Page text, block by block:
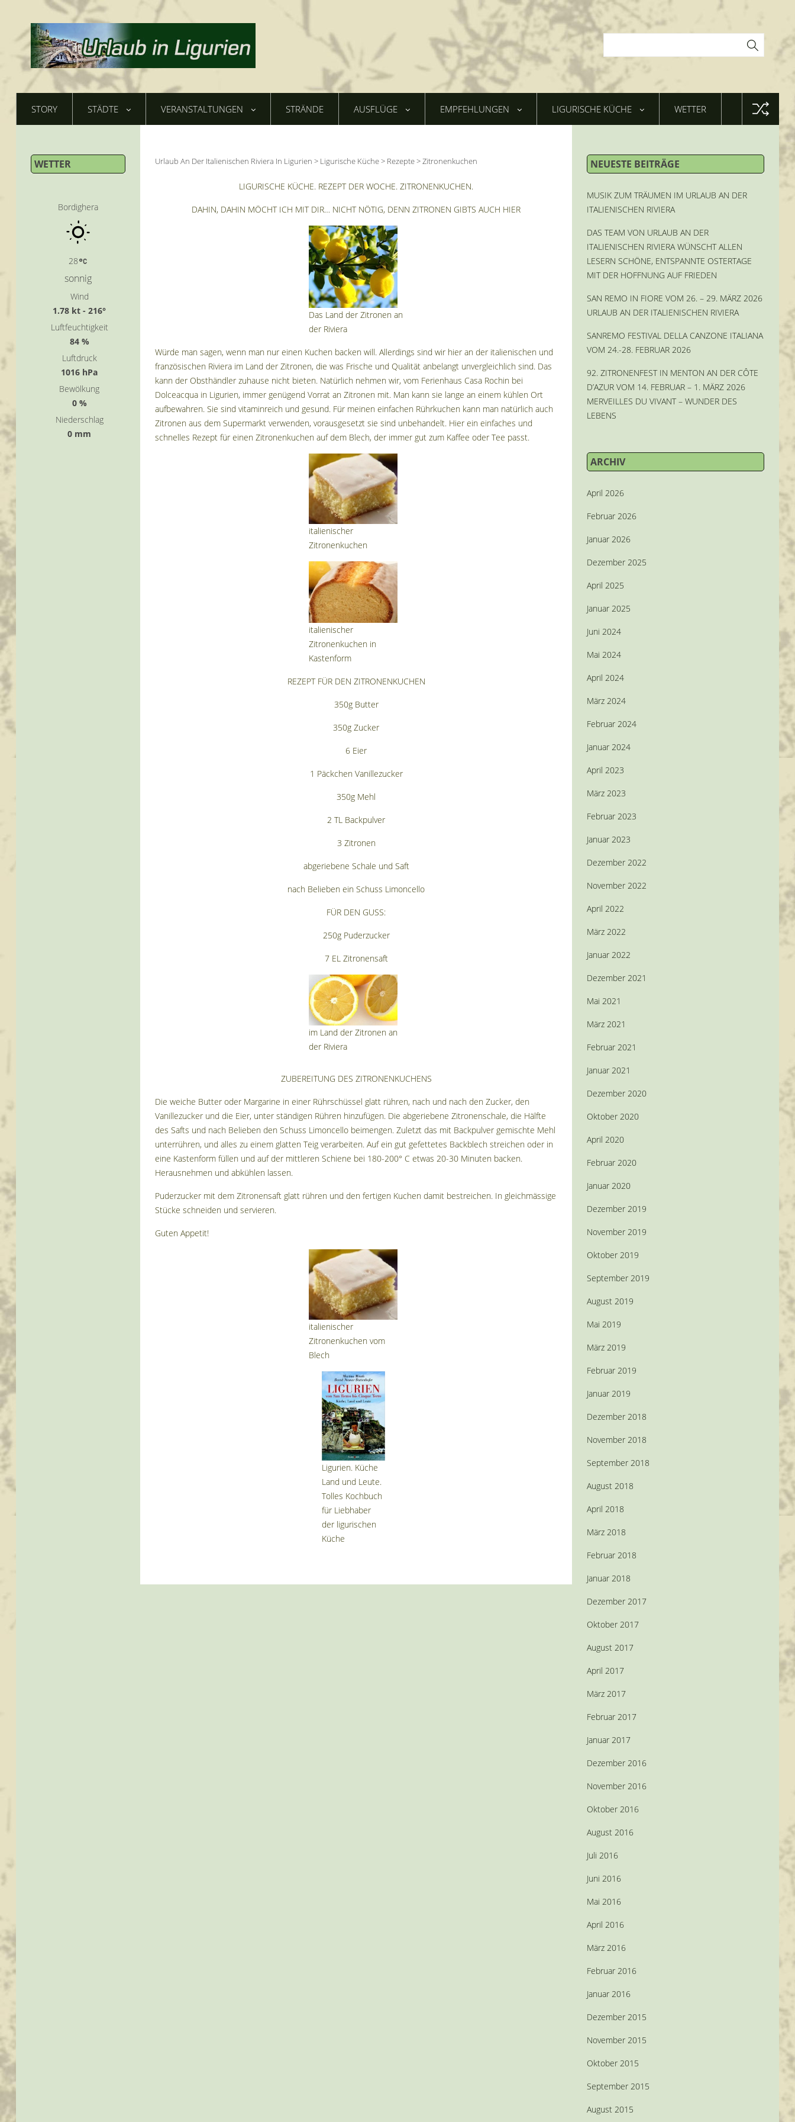
STORY STÄDTE VERANSTALTUNGEN STRÄNDE AUSFLÜGE EMPFEHLUNGEN LIGURISCHE KÜCHE WETTER
WETTER
Bordighera
28
sonnig
Wind
1.78 kt - 216°
Luftfeuchtigkeit
84 %
Luftdruck
1016 hPa
Bewölkung
0 %
Niederschlag
0 mm
Urlaub An Der Italienischen Riviera In Ligurien > Ligurische Küche> Rezepte>Zitronenkuchen
LIGURISCHE KÜCHE. REZEPT DER WOCHE. ZITRONENKUCHEN.
DAHIN, DAHIN MÖCHT ICH MIT DIR… NICHT NÖTIG, DENN ZITRONEN GIBTS AUCH HIER
Das Land der Zitronen an
der Riviera
Würde man sagen, wenn man nur einen Kuchen backen will. Allerdings sind wir hier an der italienischen und
französischen Riviera im Land der Zitronen, die was Frische und Qualität anbelangt unvergleichlich sind. Das
kann der Obsthändler zuhause nicht bieten. Natürlich nehmen wir, vom Ferienhaus Casa Rochin bei
Dolceacqua in Ligurien, immer genügend Vorrat an Zitronen mit. Man kann sie lange an einem kühlen Ort
aufbewahren. Sie sind vitaminreich und gesund. Für meinen einfachen Rührkuchen kann man natürlich auch
Zitronen aus dem Supermarkt verwenden, vorausgesetzt sie sind unbehandelt. Hier ein einfaches und
schnelles Rezept für einen Zitronenkuchen auf dem Blech, der immer gut zum Kaffee oder Tee passt.
italienischer
Zitronenkuchen
italienischer
Zitronenkuchen in
Kastenform
REZEPT FÜR DEN ZITRONENKUCHEN
350g Butter
350g Zucker
6 Eier
1 Päckchen Vanillezucker
350g Mehl
2 TL Backpulver
3 Zitronen
abgeriebene Schale und Saft
nach Belieben ein Schuss Limoncello
FÜR DEN GUSS:
250g Puderzucker
7 EL Zitronensaft
im Land der Zitronen an
der Riviera
ZUBEREITUNG DES ZITRONENKUCHENS
Die weiche Butter oder Margarine in einer Rührschüssel glatt rühren, nach und nach den Zucker, den
Vanillezucker und die Eier, unter ständigen Rühren hinzufügen. Die abgeriebene Zitronenschale, die Hälfte
des Safts und nach Belieben den Schuss Limoncello beimengen. Zuletzt das mit Backpulver gemischte Mehl
unterrühren, und alles zu einem glatten Teig verarbeiten. Auf ein gut gefettetes Backblech streichen oder in
eine Kastenform füllen und auf der mittleren Schiene bei 180-200° C etwas 20-30 Minuten backen.
Herausnehmen und abkühlen lassen.
Puderzucker mit dem Zitronensaft glatt rühren und den fertigen Kuchen damit bestreichen. In gleichmässige
Stücke schneiden und servieren.
Guten Appetit!
italienischer
Zitronenkuchen vom
Blech
Ligurien. Küche
Land und Leute.
Tolles Kochbuch
für Liebhaber
der ligurischen
Küche
NEUESTE BEITRÄGE
MUSIK ZUM TRÄUMEN IM URLAUB AN DER
ITALIENISCHEN RIVIERA
DAS TEAM VON URLAUB AN DER
ITALIENISCHEN RIVIERA WÜNSCHT ALLEN
LESERN SCHÖNE, ENTSPANNTE OSTERTAGE
MIT DER HOFFNUNG AUF FRIEDEN
SAN REMO IN FIORE VOM 26. – 29. MÄRZ 2026
URLAUB AN DER ITALIENISCHEN RIVIERA
SANREMO FESTIVAL DELLA CANZONE ITALIANA
VOM 24.-28. FEBRUAR 2026
92. ZITRONENFEST IN MENTON AN DER CÔTE
D’AZUR VOM 14. FEBRUAR – 1. MÄRZ 2026
MERVEILLES DU VIVANT – WUNDER DES
LEBENS
ARCHIV
April 2026
Februar 2026
Januar 2026
Dezember 2025
April 2025
Januar 2025
Juni 2024
Mai 2024
April 2024
März 2024
Februar 2024
Januar 2024
April 2023
März 2023
Februar 2023
Januar 2023
Dezember 2022
November 2022
April 2022
März 2022
Januar 2022
Dezember 2021
Mai 2021
März 2021
Februar 2021
Januar 2021
Dezember 2020
Oktober 2020
April 2020
Februar 2020
Januar 2020
Dezember 2019
November 2019
Oktober 2019
September 2019
August 2019
Mai 2019
März 2019
Februar 2019
Januar 2019
Dezember 2018
November 2018
September 2018
August 2018
April 2018
März 2018
Februar 2018
Januar 2018
Dezember 2017
Oktober 2017
August 2017
April 2017
März 2017
Februar 2017
Januar 2017
Dezember 2016
November 2016
Oktober 2016
August 2016
Juli 2016
Juni 2016
Mai 2016
April 2016
März 2016
Februar 2016
Januar 2016
Dezember 2015
November 2015
Oktober 2015
September 2015
August 2015